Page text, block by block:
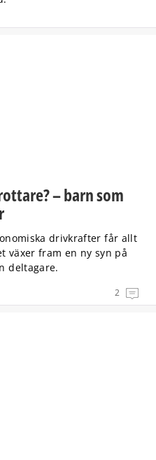
– barn som
drivkrafter får allt
växer fram en ny syn på
deltagare.
2